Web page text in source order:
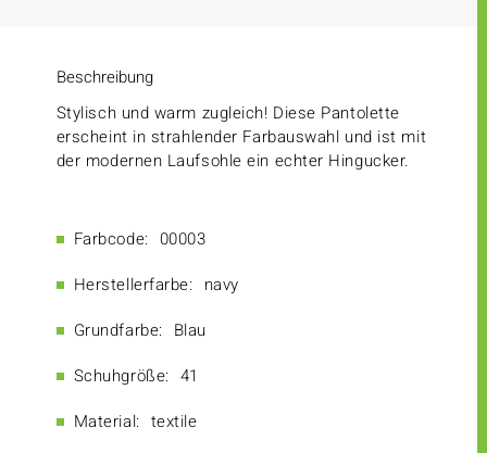
Beschreibung
Stylisch und warm zugleich! Diese Pantolette
erscheint in strahlender Farbauswahl und ist mit
der modernen Laufsohle ein echter Hingucker.
Farbcode: 00003
Herstellerfarbe: navy
Grundfarbe: Blau
Schuhgröße: 41
Material: textile